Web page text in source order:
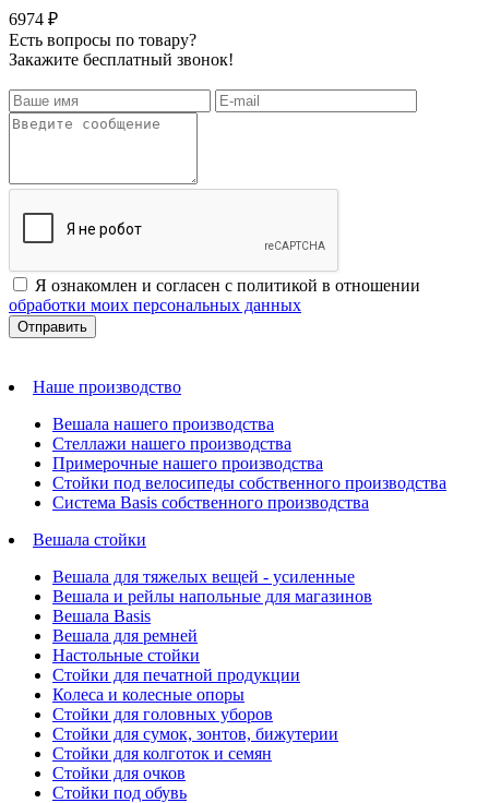
6974 ₽
Есть вопросы по товару?
Закажите бесплатный звонок!
Я ознакомлен и согласен с политикой в отношении
обработки моих персональных данных
Наше производство
Вешала нашего производства
Стеллажи нашего производства
Примерочные нашего производства
Стойки под велосипеды собственного производства
Система Basis собственного производства
Вешала стойки
Вешала для тяжелых вещей - усиленные
Вешала и рейлы напольные для магазинов
Вешала Basis
Вешала для ремней
Настольные стойки
Стойки для печатной продукции
Колеса и колесные опоры
Стойки для головных уборов
Стойки для сумок, зонтов, бижутерии
Стойки для колготок и семян
Стойки для очков
Стойки под обувь